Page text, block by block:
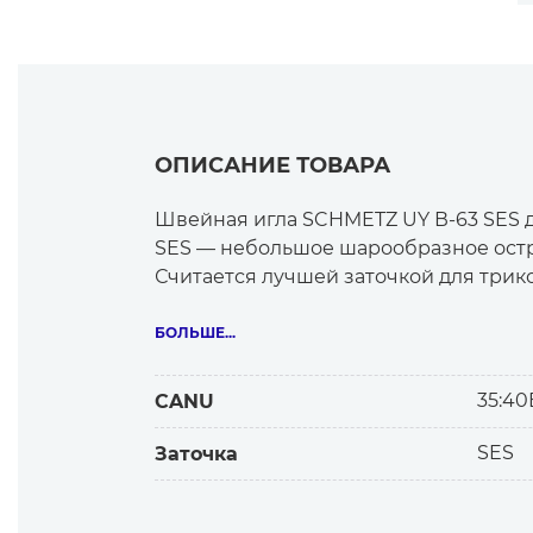
ОПИСАНИЕ ТОВАРА
Швейная игла SCHMETZ UY В-63
SES — небольшое шарообразное
Считается лучшей заточкой для
Рекомендуется для стачивания
— Маленький круглый кончик иглы
— Предотвращается повреждение
БОЛЬШЕ...
CANU
Заточка SES